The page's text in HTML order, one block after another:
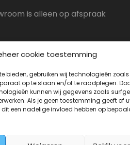
cookie toestemming
bieden, gebruiken wij technologieën
op te slaan en/of te raadplegen.
kunnen wij gegevens zoals
Als je geen toestemming geeft of
een nadelige invloed hebben op
is alleen op afspraak
17-10, 3763LX Soest
- Vrijdag 08:30 - 17:30